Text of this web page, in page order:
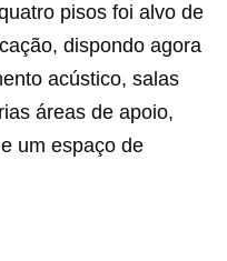
pisos foi alvo de
dispondo agora
acústico, salas
áreas de apoio,
um espaço de